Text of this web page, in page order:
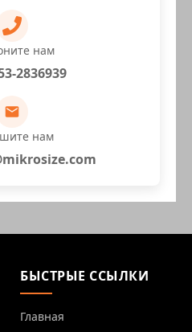
нам
2836939
нам
БЫСТРЫЕ ССЫЛКИ
Главная